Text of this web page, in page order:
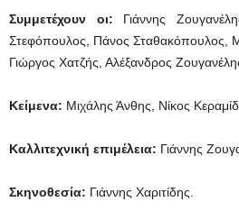
Συμμετέχουν οι: Γιάννης
Στεφόπουλος, Πάνος Σταθακόπουλος,
Γιώργος Χατζής, Αλέξανδρος
Κείμενα: Μιχάλης Άνθης, Νίκος
Καλλιτεχνική επιμέλεια: Γιάννης
Σκηνοθεσία: Γιάννης Χαριτίδης.